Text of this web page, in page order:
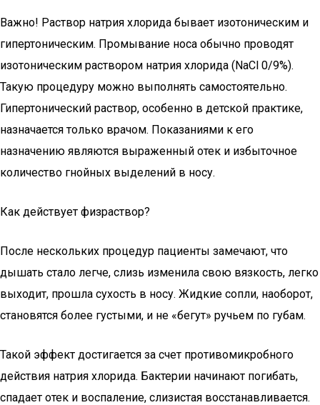
Важно! Раствор натрия хлорида бывает изотоническим и
гипертоническим. Промывание носа обычно проводят
изотоническим раствором натрия хлорида (NaCl 0/9%).
Такую процедуру можно выполнять самостоятельно.
Гипертонический раствор, особенно в детской практике,
назначается только врачом. Показаниями к его
назначению являются выраженный отек и избыточное
количество гнойных выделений в носу.
Как действует физраствор?
После нескольких процедур пациенты замечают, что
дышать стало легче, слизь изменила свою вязкость, легко
выходит, прошла сухость в носу. Жидкие сопли, наоборот,
становятся более густыми, и не «бегут» ручьем по губам.
Такой эффект достигается за счет противомикробного
действия натрия хлорида. Бактерии начинают погибать,
спадает отек и воспаление, слизистая восстанавливается.